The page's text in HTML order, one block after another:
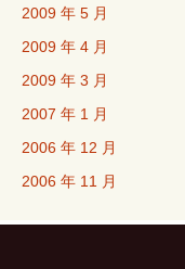
2009 年 5 月
2009 年 4 月
2009 年 3 月
2007 年 1 月
2006 年 12 月
2006 年 11 月